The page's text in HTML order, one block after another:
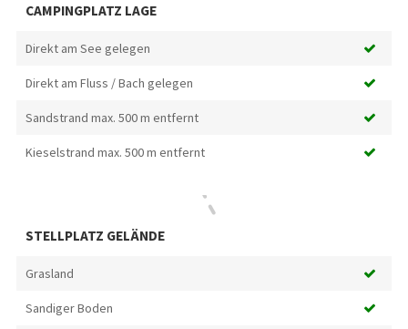
CAMPINGPLATZ LAGE
Direkt am See gelegen
Direkt am Fluss / Bach gelegen
Sandstrand max. 500 m entfernt
Kieselstrand max. 500 m entfernt
STELLPLATZ GELÄNDE
Grasland
Sandiger Boden